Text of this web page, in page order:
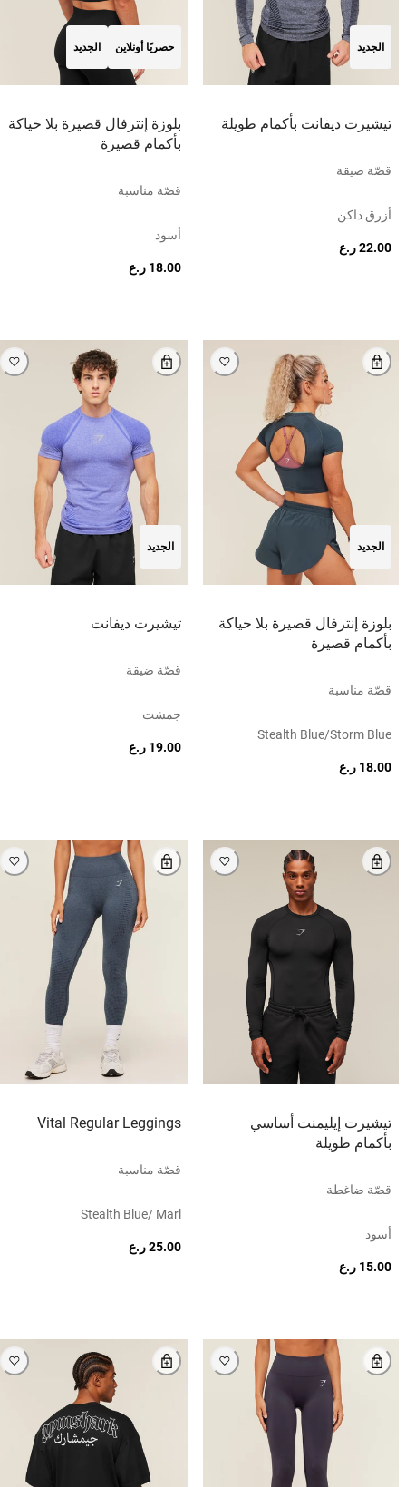
الجديد
تيشيرت ديفانت بأكمام طويلة
قصّة ضيقة
أزرق داكن
22.00 ر.ع
حصريًا أونلاين الجديد
بلوزة إنترفال قصيرة بلا حياكة
بأكمام قصيرة
قصّة مناسبة
أسود
18.00 ر.ع
الجديد
بلوزة إنترفال قصيرة بلا حياكة
بأكمام قصيرة
قصّة مناسبة
Stealth Blue/storm Blue
18.00 ر.ع
الجديد
تيشيرت ديفانت
قصّة ضيقة
جمشت
19.00 ر.ع
تيشيرت إيليمنت أساسي
بأكمام طويلة
قصّة ضاغطة
أسود
15.00 ر.ع
Vital Regular Leggings
قصّة مناسبة
Stealth Blue/ Marl
25.00 ر.ع